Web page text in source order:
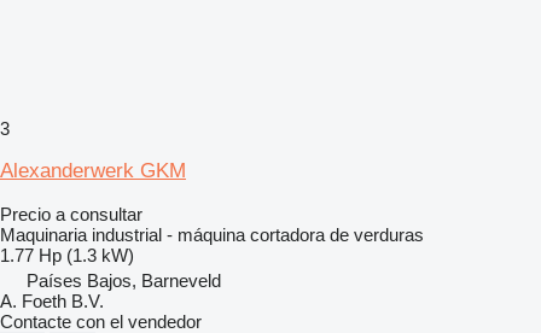
3
Alexanderwerk GKM
Precio a consultar
Maquinaria industrial - máquina cortadora de verduras
1.77 Hp (1.3 kW)
Países Bajos, Barneveld
A. Foeth B.V.
Contacte con el vendedor